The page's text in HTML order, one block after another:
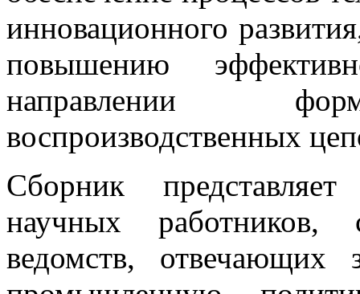
инновационного
повышению
направлении
воспроизводственных
Сборник
научных работников,
ведомств, отвечающих